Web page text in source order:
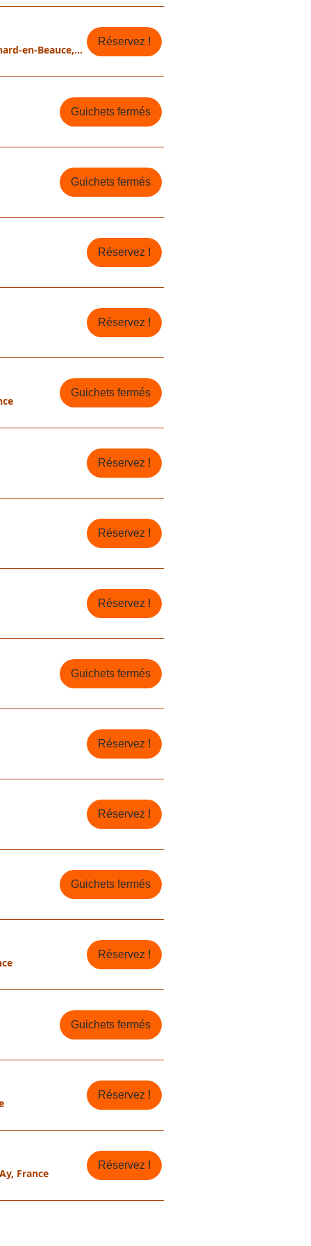
Saint-Léonard-en-Beauce, 41370 Saint-Léonard-en-Beauce, France
Réservez !
Guichets fermés
Guichets fermés
Réservez !
Réservez !
Guichets fermés
Réservez !
Réservez !
Réservez !
Guichets fermés
Réservez !
Réservez !
Guichets fermés
Réservez !
Guichets fermés
Réservez !
France
Réservez !